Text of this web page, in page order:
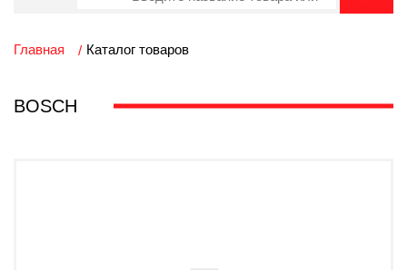
Главная Каталог товаров
BOSCH